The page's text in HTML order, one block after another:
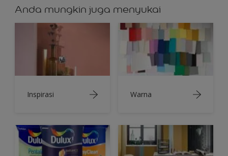
Anda mungkin juga menyukai
Inspirasi Warna